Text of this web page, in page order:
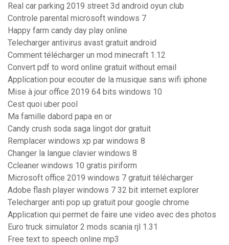
Real car parking 2019 street 3d android oyun club
Controle parental microsoft windows 7
Happy farm candy day play online
Telecharger antivirus avast gratuit android
Comment télécharger un mod minecraft 1.12
Convert pdf to word online gratuit without email
Application pour ecouter de la musique sans wifi iphone
Mise à jour office 2019 64 bits windows 10
Cest quoi uber pool
Ma famille dabord papa en or
Candy crush soda saga lingot dor gratuit
Remplacer windows xp par windows 8
Changer la langue clavier windows 8
Ccleaner windows 10 gratis piriform
Microsoft office 2019 windows 7 gratuit télécharger
Adobe flash player windows 7 32 bit internet explorer
Telecharger anti pop up gratuit pour google chrome
Application qui permet de faire une video avec des photos
Euro truck simulator 2 mods scania rjl 1.31
Free text to speech online mp3